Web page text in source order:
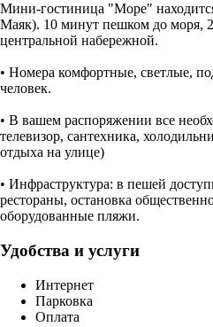
Мини-гостиница "Море"
Маяк). 10 минут пешком до моря,
центральной набережной.
• Номера комфортные, светлые,
человек.
• В вашем распоряжении все
телевизор, сантехника,
отдыха на улице)
• Инфраструктура: в пешей
рестораны, остановка
оборудованные пляжи.
Удобства и услуги
Интернет
Парковка
Оплата